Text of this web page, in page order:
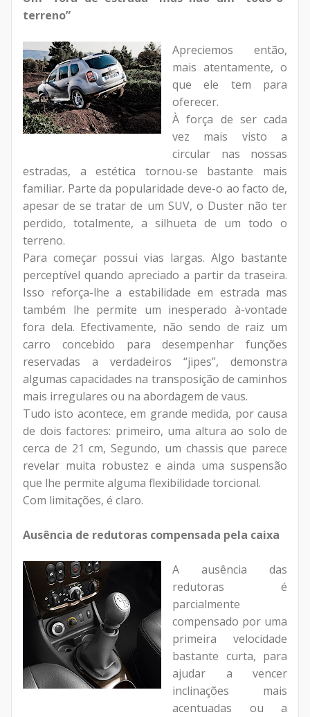
terreno”
Apreciemos então,
mais atentamente, o
que ele tem para
oferecer.
À força de ser cada
vez mais visto a
circular nas nossas
estradas, a estética tornou-se bastante mais
familiar. Parte da popularidade deve-o ao facto de,
apesar de se tratar de um SUV, o Duster não ter
perdido, totalmente, a silhueta de um todo o
terreno.
Para começar possui vias largas. Algo bastante
perceptível quando apreciado a partir da traseira.
Isso reforça-lhe a estabilidade em estrada mas
também lhe permite um inesperado à-vontade
fora dela. Efectivamente, não sendo de raiz um
carro concebido para desempenhar funções
reservadas a verdadeiros “jipes”, demonstra
algumas capacidades na transposição de caminhos
mais irregulares ou na abordagem de vaus.
Tudo isto acontece, em grande medida, por causa
de dois factores: primeiro, uma altura ao solo de
cerca de 21 cm, Segundo, um chassis que parece
revelar muita robustez e ainda uma suspensão
que lhe permite alguma flexibilidade torcional.
Com limitações, é claro.
Ausência de redutoras compensada pela caixa
A ausência das
redutoras é
parcialmente
compensado por uma
primeira velocidade
bastante curta, para
ajudar a vencer
inclinações mais
acentuadas ou a